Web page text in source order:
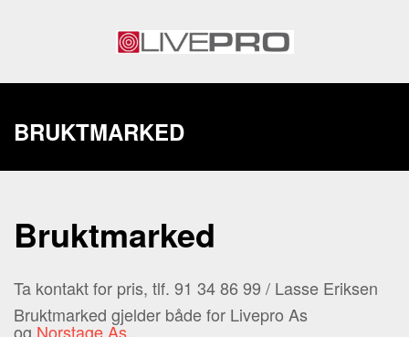
BRUKTMARKED
Bruktmarked
Ta kontakt for pris, tlf. 91 34 86 99 / Lasse Eriksen
Bruktmarked gjelder både for Livepro As
og Norstage As .